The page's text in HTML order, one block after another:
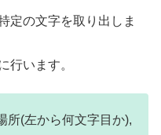
定の文字を取り出しま
行います。
所(左から何文字目か),